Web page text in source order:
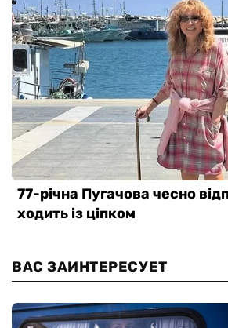
ВАС ЗАИНТЕРЕСУЕТ